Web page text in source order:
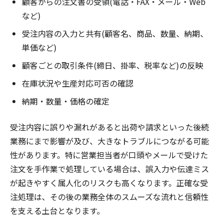
など)
受注内容の入力と共有(顧客名、商品、数量、納期、
単価など)
顧客ごとの取引条件(締日、掛率、税率など)の反映
在庫状況や生産対応可否の確認
納期・数量・価格の確定
受注内容に誤りや漏れがあると出荷や請求といった後続
業務にまで影響が及び、大きなトラブルにつながる可能
性があります。特に営業担当者が口頭やメールで受けた
注文を手作業で処理している場合は、誤入力や伝達ミス
が起きやすく属人化のリスクも高くなります。正確な受
注処理は、その後の業務全体のスムーズな流れと信頼性
を支える土台となります。